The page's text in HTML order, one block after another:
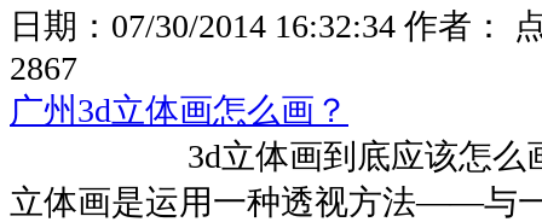
日期： 07/30/2014 16:32:34 作者：
2867
广州3d立体画怎么画？
3d立体画到底应该怎么
立体画是运用一种透视方法——与